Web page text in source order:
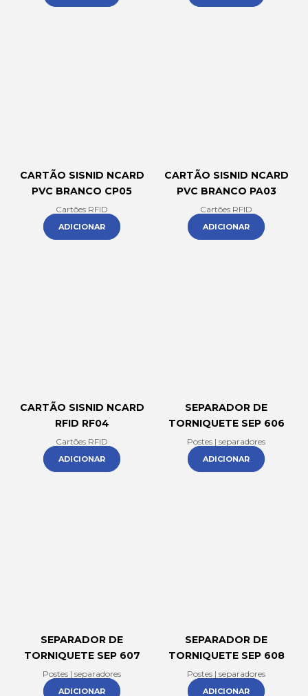
CARTÃO SISNID NCARD
PVC BRANCO CP05
Cartões RFID
ADICIONAR
CARTÃO SISNID NCARD
PVC BRANCO PA03
Cartões RFID
ADICIONAR
CARTÃO SISNID NCARD
RFID RF04
Cartões RFID
ADICIONAR
SEPARADOR DE
TORNIQUETE SEP 606
Postes | separadores
ADICIONAR
SEPARADOR DE
TORNIQUETE SEP 607
Postes | separadores
ADICIONAR
SEPARADOR DE
TORNIQUETE SEP 608
Postes | separadores
ADICIONAR